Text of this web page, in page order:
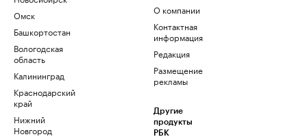
Омск
Башкортостан
Вологодская
область
Калининград
Краснодарский
край
Нижний
Новгород
О компании
Контактная
информация
Редакция
Размещение
рекламы
Другие
продукты
РБК